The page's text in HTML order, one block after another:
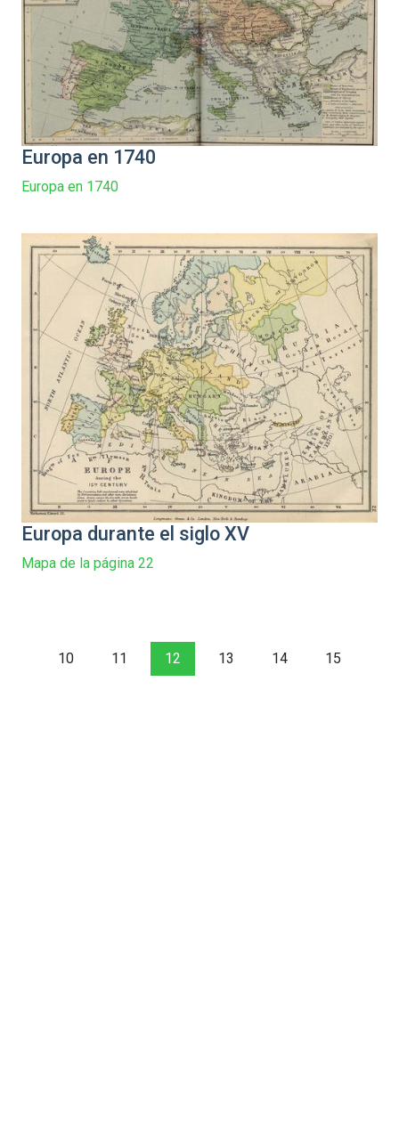
Europa en 1740
Europa en 1740
Europa durante el siglo XV
Mapa de la página 22
10 11 12 13 14 15